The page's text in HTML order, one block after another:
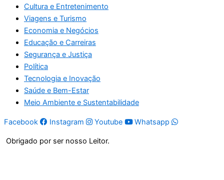
Cultura e Entretenimento
Viagens e Turismo
Economia e Negócios
Educação e Carreiras
Segurança e Justiça
Política
Tecnologia e Inovação
Saúde e Bem-Estar
Meio Ambiente e Sustentabilidade
Facebook Instagram Youtube Whatsapp
Obrigado por ser nosso Leitor.